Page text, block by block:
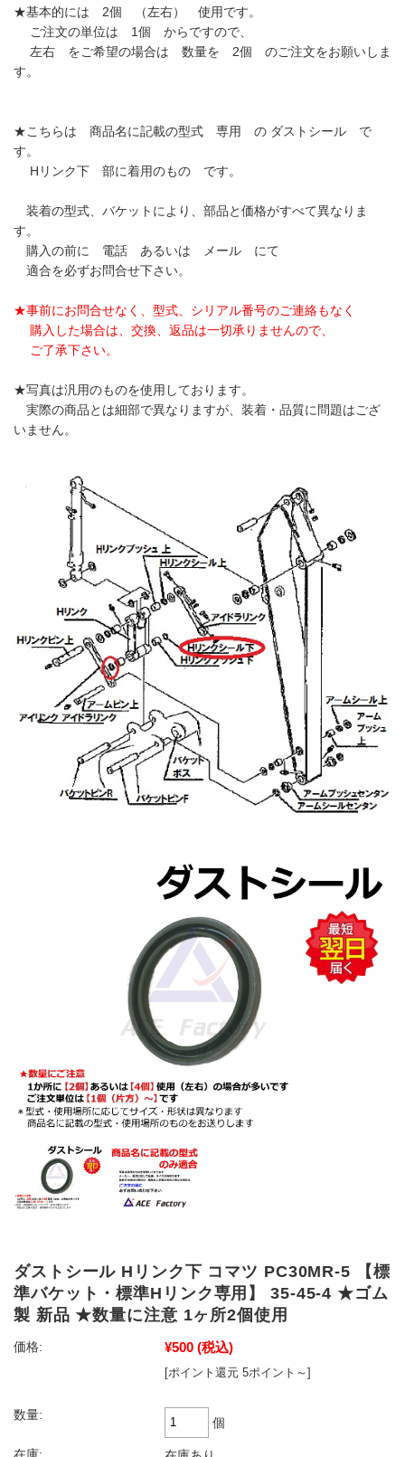
★基本的には 2個 （左右） 使用です。
ご注文の単位は 1個 からですので、
左右 をご希望の場合は 数量を 2個 のご注文をお願いしま
す。
★こちらは 商品名に記載の型式 専用 の ダストシール で
す。
Hリンク下 部に着用のもの です。
装着の型式、バケットにより、部品と価格がすべて異なりま
す。
購入の前に 電話 あるいは メール にて
適合を必ずお問合せ下さい。
★事前にお問合せなく、型式、シリアル番号のご連絡もなく
購入した場合は、交換、返品は一切承りませんので、
ご了承下さい。
★写真は汎用のものを使用しております。
実際の商品とは細部で異なりますが、装着・品質に問題はござ
いません。
ダストシール Hリンク下 コマツ PC30MR-5 【標
準バケット・標準Hリンク専用】 35-45-4 ★ゴム
製 新品 ★数量に注意 1ヶ所2個使用
価格: ¥500 (税込)
[ポイント還元 5ポイント～]
数量:
個